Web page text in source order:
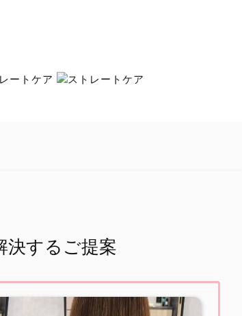
決するご提案